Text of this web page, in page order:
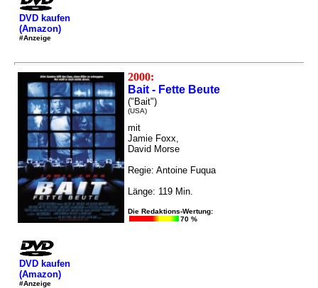
DVD kaufen
(Amazon)
#Anzeige
2000:
Bait - Fette Beute
("Bait")
(USA)
mit
Jamie Foxx,
David Morse
Regie: Antoine Fuqua
Länge: 119 Min.
Die Redaktions-Wertung:
70 %
DVD kaufen
(Amazon)
#Anzeige